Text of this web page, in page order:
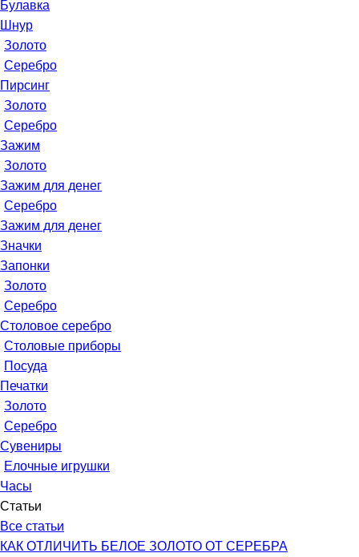
Булавка
Шнур
Золото
Серебро
Пирсинг
Золото
Серебро
Зажим
Золото
Зажим для денег
Серебро
Зажим для денег
Значки
Запонки
Золото
Серебро
Столовое серебро
Столовые приборы
Посуда
Печатки
Золото
Серебро
Сувениры
Елочные игрушки
Часы
Статьи
Все статьи
КАК ОТЛИЧИТЬ БЕЛОЕ ЗОЛОТО ОТ СЕРЕБРА